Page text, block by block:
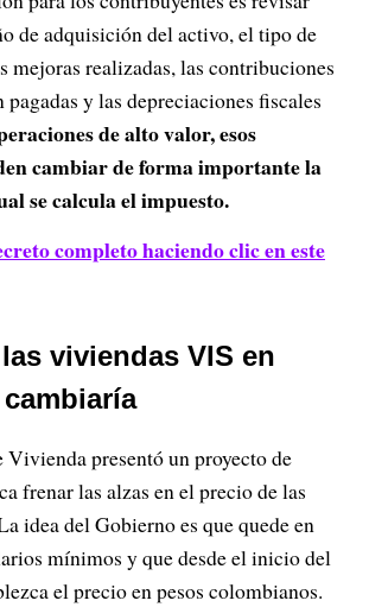
de adquisición del activo, el tipo de
mejoras realizadas, las contribuciones
y las depreciaciones fiscales
de alto valor, esos
cambiar de forma importante la
se calcula el impuesto.
completo haciendo clic en este
viviendas VIS en
presentó un proyecto de
frenar las alzas en el precio de las
idea del Gobierno es que quede en
mínimos y que desde el inicio del
el precio en pesos colombianos.